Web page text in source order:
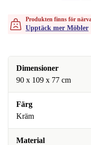
Produkten finns för
Upptäck mer Möbler
Dimensioner
90 x 109 x 77 cm
Färg
Kräm
Material